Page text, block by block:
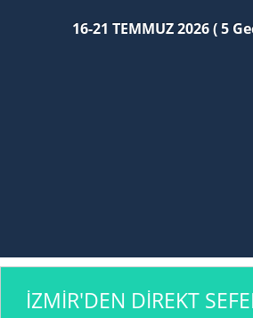
16-21 TEMMUZ 2026 ( 5
İZMİR'DEN DİREKT